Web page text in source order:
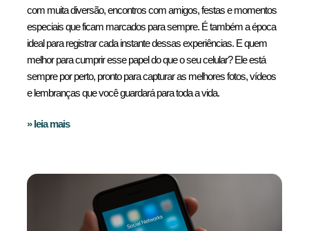
com muita diversão, encontros com amigos, festas e momentos
especiais que ficam marcados para sempre. É também a época
ideal para registrar cada instante dessas experiências. E quem
melhor para cumprir esse papel do que o seu celular? Ele está
sempre por perto, pronto para capturar as melhores fotos, vídeos
e lembranças que você guardará para toda a vida.
» leia mais